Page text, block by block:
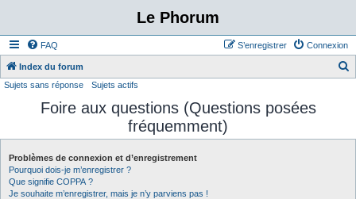
Le Phorum
FAQ Connexion
S’enregistrer
Index du forum
e
Sujets sans réponse Sujets actifs
Foire aux questions (Questions posées
fréquemment)
Problèmes de connexion et d’enregistrement
Pourquoi dois-je m’enregistrer ?
Que signifie COPPA ?
Je souhaite m’enregistrer, mais je n’y parviens pas !